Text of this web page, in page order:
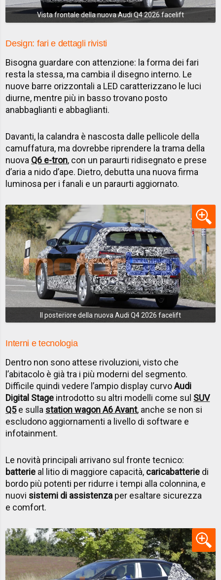
Vista frontale della nuova Audi Q4 2026 facelift
Design: fari e dettagli rivisti
Bisogna guardare con attenzione: la forma dei fari
resta la stessa, ma cambia il disegno interno. Le
nuove barre orizzontali a LED caratterizzano le luci
diurne, mentre più in basso trovano posto
anabbaglianti e abbaglianti.
Davanti, la calandra è nascosta dalle pellicole della
camuffatura, ma dovrebbe riprendere la trama della
nuova Q6 e-tron, con un paraurti ridisegnato e prese
d’aria a nido d’ape. Dietro, debutta una nuova firma
luminosa per i fanali e un paraurti aggiornato.
Il posteriore della nuova Audi Q4 2026 facelift
Interni e tecnologia
Dentro non sono attese rivoluzioni, visto che
l’abitacolo è già tra i più moderni del segmento.
Difficile quindi vedere l’ampio display curvoAudi
Digital Stage introdotto su altri modelli come sul SUV
Q5e sulla station wagon A6 Avant, anche se non si
escludono aggiornamenti a livello di software e
infotainment.
Le novità principali arrivano sul fronte tecnico:
batterie al litio di maggiore capacità, caricabatterie di
bordo più potenti per ridurre i tempi alla colonnina, e
nuovi sistemi di assistenza per esaltare sicurezza
e comfort.